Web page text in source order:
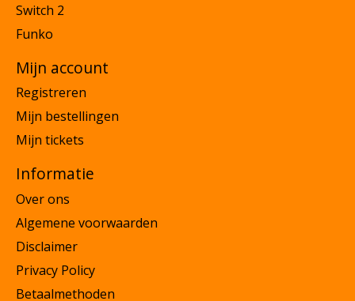
Switch 2
Funko
Mijn account
Registreren
Mijn bestellingen
Mijn tickets
Informatie
Over ons
Algemene voorwaarden
Disclaimer
Privacy Policy
Betaalmethoden